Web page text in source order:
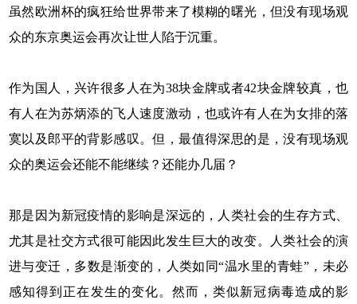
虽然欧洲杯的疯狂给世界带来了模糊的曙光，但没有现场观
众的东京奥运会再次让世人陷于沉重。
作为国人，兴许很多人在为38块金牌或者42块金牌较真，也
有人在为苏炳添的飞人速度激动，也或许有人在为女排的落
寞以及郎平的背影感叹。但，最值得深思的是，没有现场观
众的奥运会还能不能继续？还能办几届？
那是因为新冠疫情的影响是深远的，人类社会的生存方式、
尤其是社交方式很可能因此发生巨大的改变。人类社会的演
进与变迁，多数是渐变的，人类如同“温水里的青蛙”，未必
感知得到正在发生的变化。然而，类似新冠病毒造成的影